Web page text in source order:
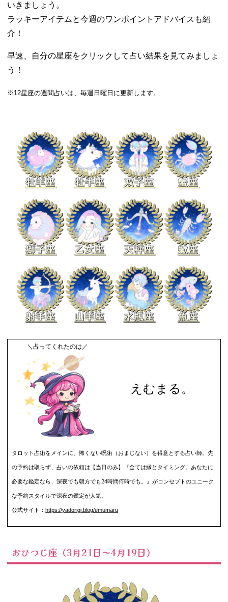
いきましょう。
ラッキーアイテムと今週のワンポイントアドバイスも紹
介！
早速、自分の星座をクリックして占い結果を見てみましょ
う！
※12星座の週間占いは、毎週日曜日に更新します。
＼占ってくれたのは／
えむまる。
タロット占術をメインに、怖くない呪術（おまじない）を得意とする占い師。先
の予約は取らず、占いの依頼は【当日のみ】『全ては縁とタイミング。あなたに
必要な鑑定なら、深夜でも朝方でも24時間何時でも。』がコンセプトのユニーク
な予約スタイルで深夜の鑑定が人気。
公式サイト： https://yadorigi.blog/emumaru
おひつじ座（3月21日～4月19日）